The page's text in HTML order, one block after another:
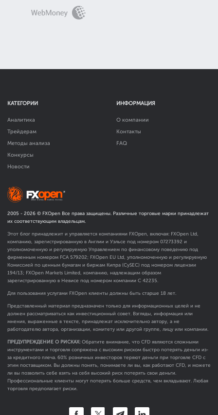
КАТЕГОРИИ
Аналитика
Трейдерам
Методы анализа
Конкурсы
Новости
ИНФОРМАЦИЯ
О компании
Контакты
FAQ
2005 - 2026 © FXOpen Все права защищены. Различные торговые марки принадлежат
их соответствующим владельцам.
Этот блог принадлежит и управляется компаниями FXOpen, включая: FXOpen Ltd,
компанию, зарегистрированную в Англии и Уэльсе под номером 07273392 и
уполномоченную и регулируемую Управлением по финансовому поведению под
фирменным номером FCA 579202; FXOpen EU Ltd, уполномоченную и регулируемую
Комиссией по ценным бумагам и биржам Кипра (CySEC) под номером лицензии
194/13; FXOpen Markets Limited, компанию, надлежащим образом
зарегистрированную в Невисе под номером компании C 42235.
Для пользования услугами FXOpen клиенты должны быть старше 18 лет.
Представленный материал предназначен только для информационных целей и не
должен рассматриваться как инвестиционный совет. Взгляды, информация или
мнения, выраженные в тексте, принадлежат исключительно автору, а не
работодателю автора, организации, комитету или другой группе, лицу или компании.
ПРЕДУПРЕЖДЕНИЕ О РИСКАХ: Обратите внимание, что CFD являются сложными
инструментами и торговля сопряжена с высоким риском быстро потерять деньги из-
за кредитного плеча. 60% розничных инвесторов теряют деньги при торговле CFD с
этим поставщиком. Вы должны понять, понимаете ли вы, как работают CFD, и можете
ли вы позволить себе взять на себя высокий риск потерять свои деньги.
Профессиональные клиенты могут потерять больше средств, чем вкладывают. Любая
торговля предполагает риски.